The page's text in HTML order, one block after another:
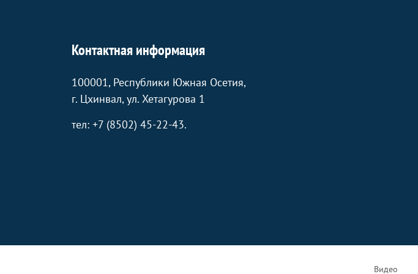
Контактная информация
100001, Республики Южная Осетия,
г. Цхинвал, ул. Хетагурова 1
тел: +7 (8502) 45-22-43.
Видео